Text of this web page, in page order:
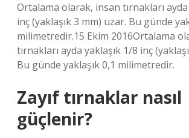
Ortalama olarak, insan tırnakları
inç (yaklaşık 3 mm) uzar. Bu günde
milimetredir.15 Ekim 2016Ortalama
tırnakları ayda yaklaşık 1/8 inç
Bu günde yaklaşık 0,1 milimetredir.
Zayıf tırnaklar nasıl
güçlenir?